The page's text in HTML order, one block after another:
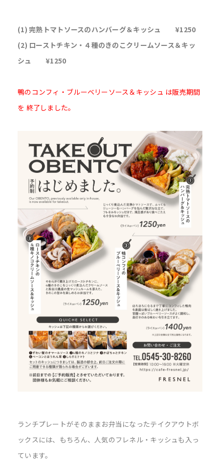
(1) 完熟トマトソースのハンバーグ＆キッシュ ¥1250
(2) ローストチキン・４種のきのこクリームソース＆キッ
シュ ¥1250
鴨のコンフィ・ブルーベリーソース＆キッシュ は販売期間
を 終了しました。
ランチプレートがそのままお弁当になったテイクアウトボ
ックスには、もちろん、人気のフレネル・キッシュも入っ
ています。